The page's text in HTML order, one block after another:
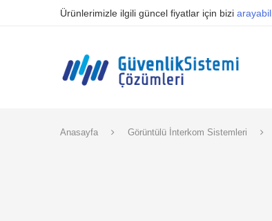
Ürünlerimizle ilgili güncel fiyatlar için bizi
Anasayfa Görüntülü İnterkom Sistemleri